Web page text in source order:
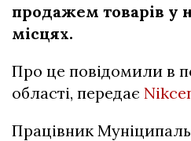
продажем товарів у
місцях.
Про це повідомили в
області, передає
Працівник